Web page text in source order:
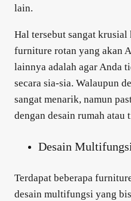
lain.
Hal tersebut sangat krusial
furniture rotan yang akan
lainnya adalah agar Anda
secara sia-sia. Walaupun
sangat menarik, namun
dengan desain rumah atau
Desain Multifungsi
Terdapat beberapa
desain multifungsi yang